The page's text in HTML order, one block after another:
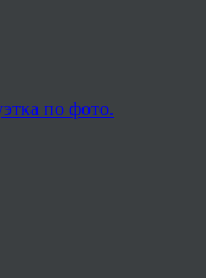
по фото.